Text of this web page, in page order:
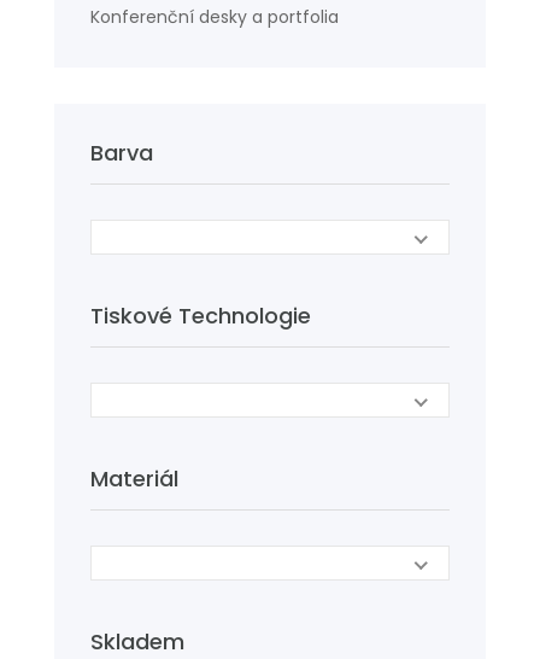
Konferenční desky a portfolia
Barva
Tiskové Technologie
Materiál
Skladem